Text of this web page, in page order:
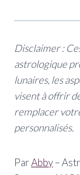
Disclaimer :
astrologique
lunaires, les
visent à offrir
remplacer
personnalisés.
ParAbby–